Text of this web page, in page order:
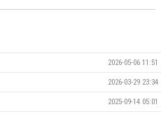
2026-05-06 11:51
2026-03-29 23:34
2025-09-14 05:01